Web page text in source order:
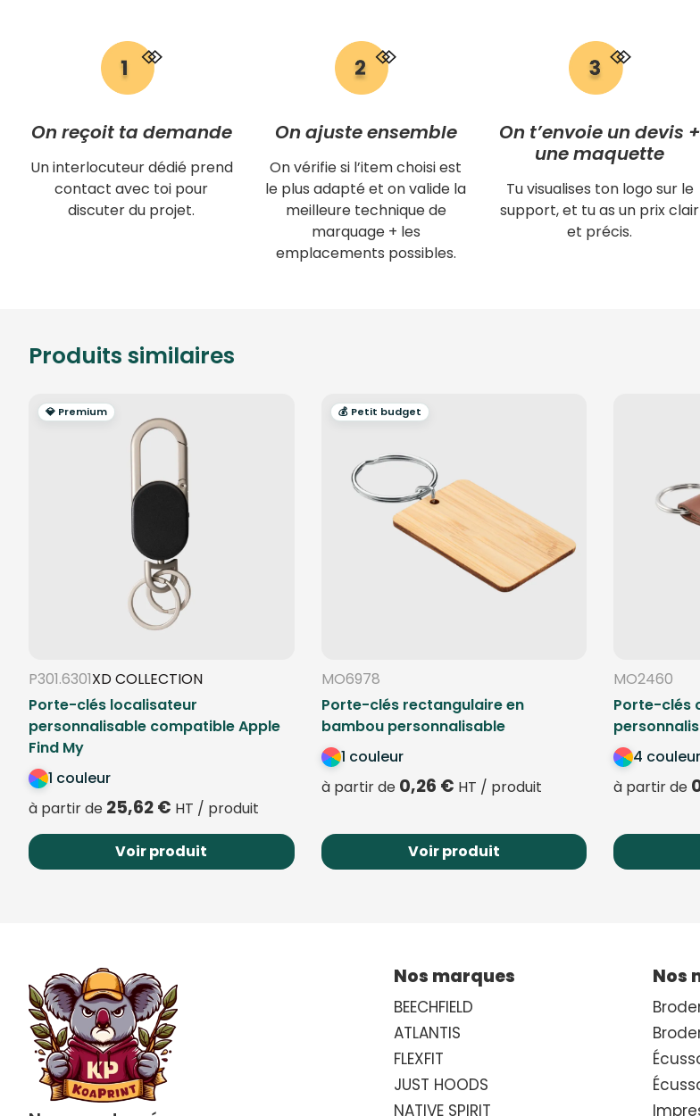
On reçoit ta demande
Un interlocuteur dédié prend
contact avec toi pour
discuter du projet.
On ajuste ensemble
On vérifie si l’item choisi est
le plus adapté et on valide la
meilleure technique de
marquage + les
emplacements possibles.
On t’envoie un devis +
une maquette
Tu visualises ton logo sur le
support, et tu as un prix clair
et précis.
Produits similaires
💎 Premium
P301.6301XD COLLECTION
Porte-clés localisateur
personnalisable compatible Apple
Find My
1 couleur
à partir de 25,62€ HT / produit
Voir produit
💰 Petit budget
MO6978
Porte-clés rectangulaire en
bambou personnalisable
1 couleur
à partir de 0,26 € HT / produit
Voir produit
MO2460
Porte-clés
4
à partir de
Nos marques
BEECHFIELD
ATLANTIS
FLEXFIT
JUST HOODS
NATIVE SPIRIT
Nos